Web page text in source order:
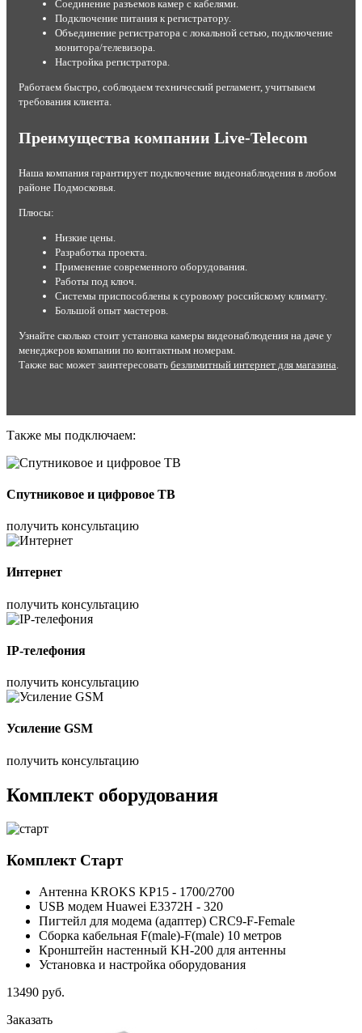
Соединение разъемов камер с кабелями.
Подключение питания к регистратору.
Объединение регистратора с локальной сетью, подключение
монитора/телевизора.
Настройка регистратора.
Работаем быстро, соблюдаем технический регламент, учитываем
требования клиента.
Преимущества компании Live-Telecom
Наша компания гарантирует подключение видеонаблюдения в любом
районе Подмосковья.
Плюсы:
Низкие цены.
Разработка проекта.
Применение современного оборудования.
Работы под ключ.
Системы приспособлены к суровому российскому климату.
Большой опыт мастеров.
Узнайте сколько стоит установка камеры видеонаблюдения на даче у
менеджеров компании по контактным номерам.
Также вас может заинтересовать безлимитный интернет для магазина
Также мы подключаем:
Спутниковое и цифровое ТВ
получить консультацию
Интернет
получить консультацию
IP-телефония
получить консультацию
Усиление GSM
получить консультацию
Комплект оборудования
Комплект Старт
Антенна KROKS KP15 - 1700/2700
USB модем Huawei E3372H - 320
Пигтейл для модема (адаптер) CRC9-F-Female
Сборка кабельная F(male)-F(male) 10 метров
Кронштейн настенный KH-200 для антенны
Установка и настройка оборудования
13490 руб.
Заказать